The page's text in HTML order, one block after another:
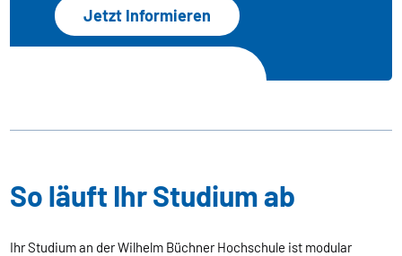
Jetzt Informieren
So läuft Ihr Studium ab
Ihr Studium an der Wilhelm Büchner Hochschule ist modular